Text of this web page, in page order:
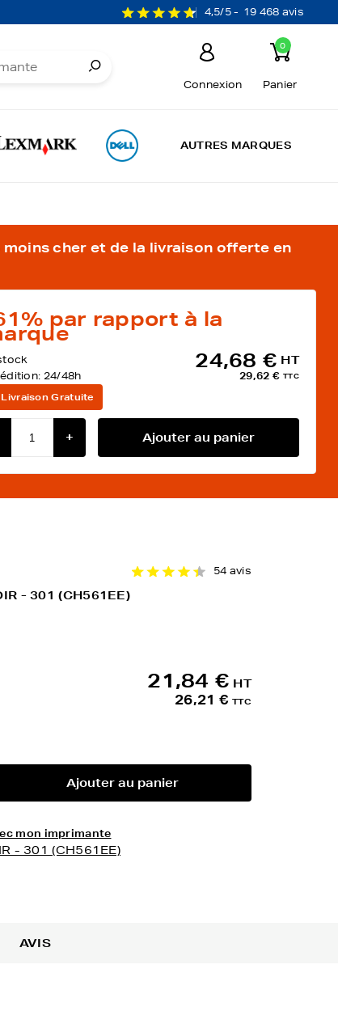
4,5/5 - 19 468 avis
Connexion
0
Panier
AUTRES MARQUES
cher et de la livraison offerte en
par rapport à la
24/48h
24,68 € HT
29,62 € TTC
Livraison Gratuite
+ Ajouter au panier
54 avis
- 301 (CH561EE)
21,84 € HT
26,21 € TTC
Ajouter au panier
mon imprimante
- 301 (CH561EE)
AVIS